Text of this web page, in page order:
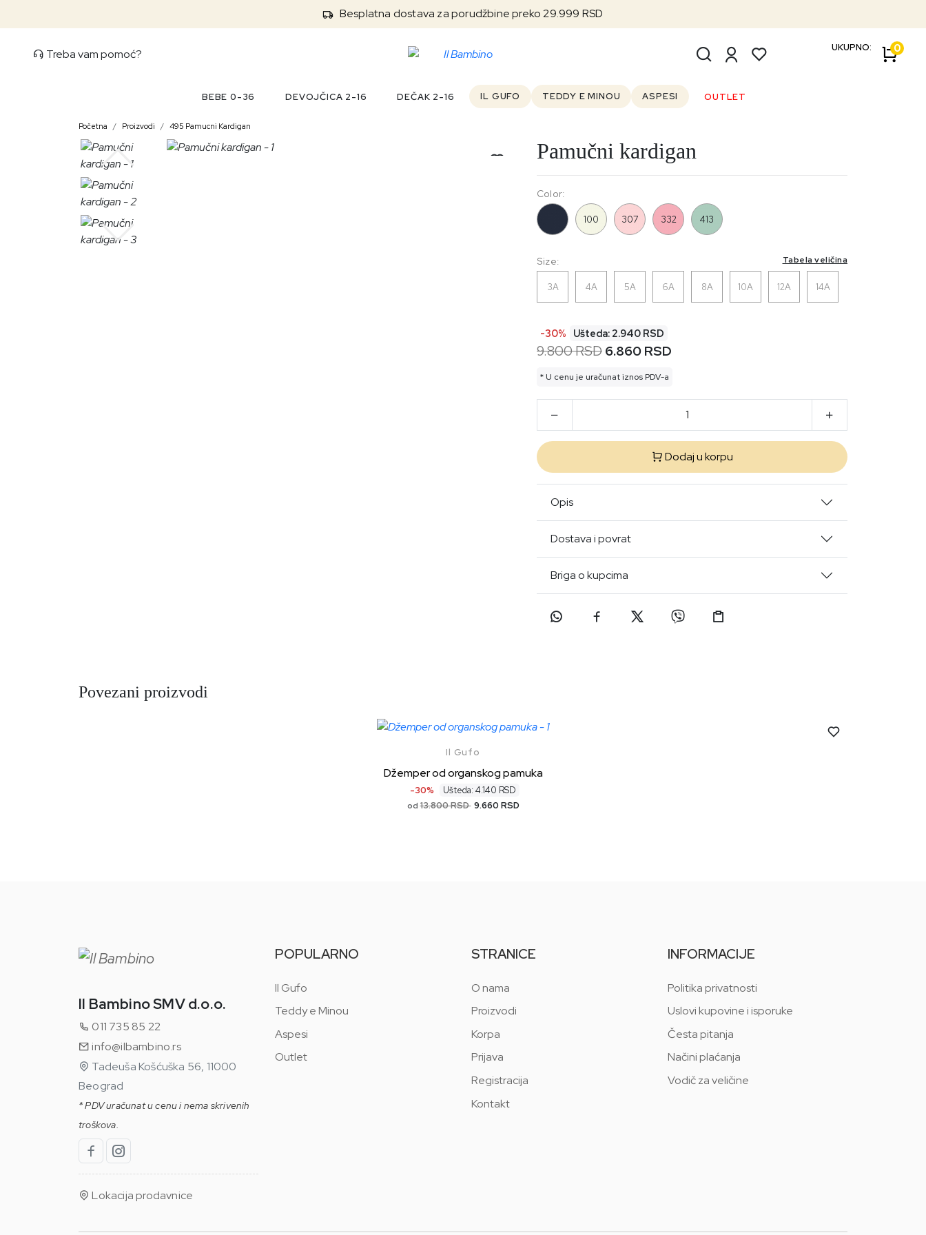
Besplatna dostava za porudžbine preko 29.999 RSD
Treba vam pomoć? 0
UKUPNO:
BEBE 0-36 DEVOJČICA 2-16 DEČAK 2-16 IL GUFO TEDDY E MINOU ASPESI OUTLET
Početna Proizvodi 495 Pamucni Kardigan
Pamučni kardigan
Size: Tabela veličina
3A 4A 5A 6A 8A 10A 12A 14A
Color:
100 307 332 413
-30% Ušteda: 2.940 RSD
9.800 RSD6.860 RSD
* U cenu je uračunat iznos PDV-a
Dodaj u korpu
Opis
Dostava i povrat
Briga o kupcima
Povezani proizvodi
Il Gufo
Džemper od organskog pamuka
-30% Ušteda: 4.140 RSD
od 13.800 RSD 9.660 RSD
Il Bambino SMV d.o.o.
011 735 85 22
info@ilbambino.rs
Tadeuša Košćuška 56, 11000
Beograd
* PDV uračunat u cenu i nema skrivenih
troškova.
Lokacija prodavnice
POPULARNO
Il Gufo
Teddy e Minou
Aspesi
Outlet
STRANICE
O nama
Proizvodi
Korpa
Prijava
Registracija
Kontakt
INFORMACIJE
Politika privatnosti
Uslovi kupovine i isporuke
Česta pitanja
Načini plaćanja
Vodič za veličine